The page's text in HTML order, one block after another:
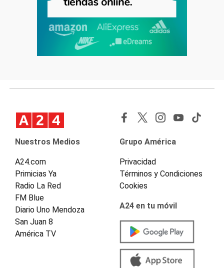
Nuestros Medios
A24.com
Primicias Ya
Radio La Red
FM Blue
Diario Uno Mendoza
San Juan 8
América TV
Grupo América
Privacidad
Términos y Condiciones
Cookies
A24 en tu móvil